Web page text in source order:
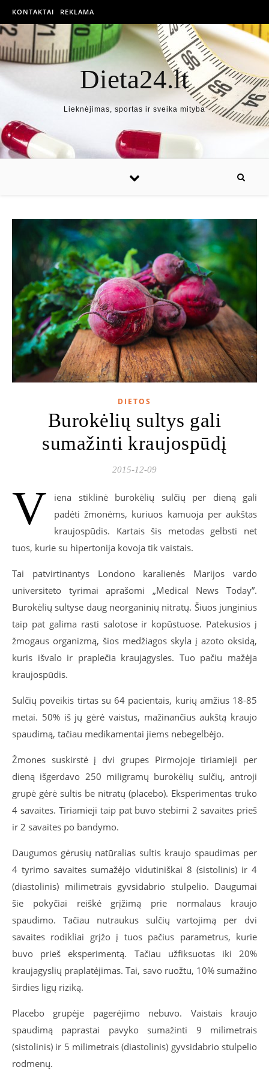
KONTAKTAI REKLAMA
Dieta24.lt
Lieknėjimas, sportas ir sveika mityba
DIETOS
Burokėlių sultys gali
sumažinti kraujospūdį
2015-12-09
V
iena stiklinė burokėlių sulčių per dieną gali
padėti žmonėms, kuriuos kamuoja per aukštas
kraujospūdis. Kartais šis metodas gelbsti net
tuos, kurie su hipertonija kovoja tik vaistais.
Tai patvirtinantys Londono karalienės Marijos vardo
universiteto tyrimai aprašomi „Medical News Today”.
Burokėlių sultyse daug neorganinių nitratų. Šiuos junginius
taip pat galima rasti salotose ir kopūstuose. Patekusios į
žmogaus organizmą, šios medžiagos skyla į azoto oksidą,
kuris išvalo ir praplečia kraujagysles. Tuo pačiu mažėja
kraujospūdis.
Sulčių poveikis tirtas su 64 pacientais, kurių amžius 18-85
metai. 50% iš jų gėrė vaistus, mažinančius aukštą kraujo
spaudimą, tačiau medikamentai jiems nebegelbėjo.
Žmones suskirstė į dvi grupes Pirmojoje tiriamieji per
dieną išgerdavo 250 miligramų burokėlių sulčių, antroji
grupė gėrė sultis be nitratų (placebo). Eksperimentas truko
4 savaites. Tiriamieji taip pat buvo stebimi 2 savaites prieš
ir 2 savaites po bandymo.
Daugumos gėrusių natūralias sultis kraujo spaudimas per
4 tyrimo savaites sumažėjo vidutiniškai 8 (sistolinis) ir 4
(diastolinis) milimetrais gyvsidabrio stulpelio. Daugumai
šie pokyčiai reiškė grįžimą prie normalaus kraujo
spaudimo. Tačiau nutraukus sulčių vartojimą per dvi
savaites rodikliai grįžo į tuos pačius parametrus, kurie
buvo prieš eksperimentą. Tačiau užfiksuotas iki 20%
kraujagyslių praplatėjimas. Tai, savo ruožtu, 10% sumažino
širdies ligų riziką.
Placebo grupėje pagerėjimo nebuvo. Vaistais kraujo
spaudimą paprastai pavyko sumažinti 9 milimetrais
(sistolinis) ir 5 milimetrais (diastolinis) gyvsidabrio stulpelio
rodmenų.